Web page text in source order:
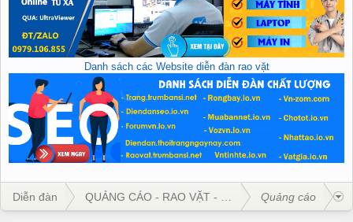
Danh sách các Website diễn đàn rao vặt
Diễn đàn QUẢNG CÁO - RAO VẶT - KINH DOANHQuảng cáo